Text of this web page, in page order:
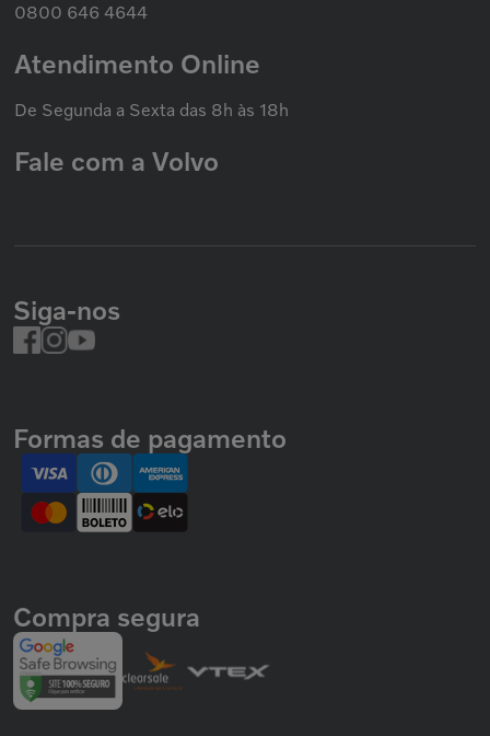
0800 646 4644
Atendimento Online
De Segunda a Sexta das 8h às 18h
Fale com a Volvo
Siga-nos
Formas de pagamento
Compra segura